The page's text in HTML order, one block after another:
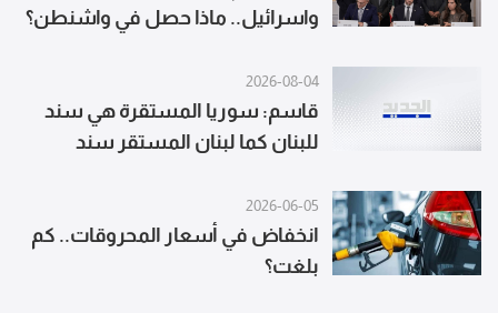
واسرائيل.. ماذا حصل في واشنطن؟
2026-08-04
قاسم: سوريا المستقرة هي سند
للبنان كما لبنان المستقر سند
2026-06-05
انخفاض في أسعار المحروقات.. كم
بلغت؟